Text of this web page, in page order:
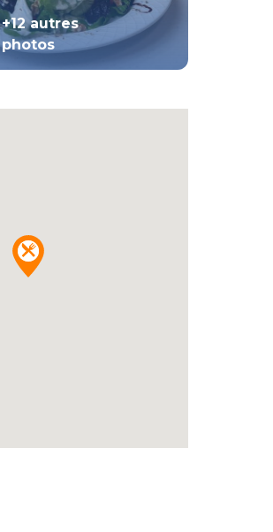
+12 autres
photos